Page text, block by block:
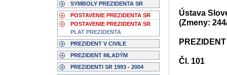
SYMBOLY PREZIDENTA SR
POSTAVENIE PREZIDENTA SR
POSTAVENIE PREZIDENTA SR
PLAT PREZIDENTA
PREZIDENT V CIVILE
PREZIDENT MLADÝM
PREZIDENTI SR 1993 - 2004
Ústava
(Zmeny:
Čl. 101